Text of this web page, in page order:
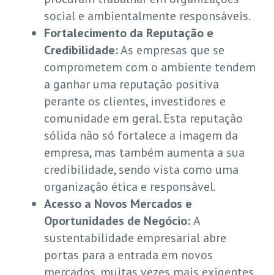
social e ambientalmente responsáveis.
Fortalecimento da Reputação e
Credibilidade:As empresas que se
comprometem com o ambiente tendem
a ganhar uma reputação positiva
perante os clientes, investidores e
comunidade em geral. Esta reputação
sólida não só fortalece a imagem da
empresa, mas também aumenta a sua
credibilidade, sendo vista como uma
organização ética e responsável.
Acesso a Novos Mercados e
Oportunidades de Negócio:A
sustentabilidade empresarial abre
portas para a entrada em novos
mercados, muitas vezes mais exigentes